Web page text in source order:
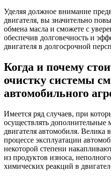
Уделяя должное внимание
двигателя, вы значительно
обмена масла и сможете с
обеспечив долговечность и
двигателя в долгосрочной
Когда и почему
очистку системы
автомобильного
Имеется ряд случаев, при
осуществлять дополнительные
двигателя автомобиля. Велика
процессе эксплуатации
некоторой степени
из продуктов износа,
химических реакций в